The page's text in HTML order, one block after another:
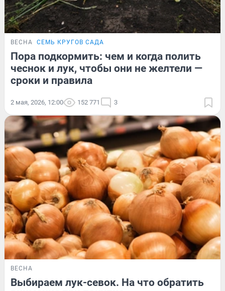
ВЕСНА СЕМЬ КРУГОВ САДА
Пора подкормить: чем и когда полить
чеснок и лук, чтобы они не желтели —
сроки и правила
2 мая, 2026, 12:00 152 771 3
ВЕСНА
Выбираем лук-севок. На что обратить